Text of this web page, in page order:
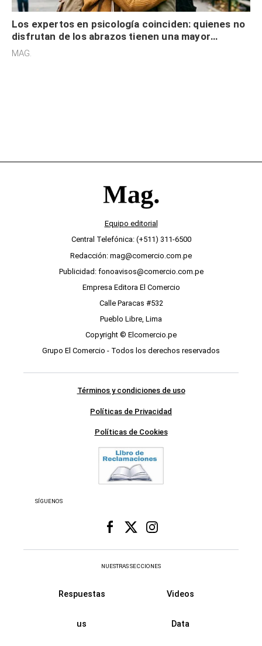
Los expertos en psicología coinciden: quienes no
disfrutan de los abrazos tienen una mayor
sensibilidad a los estímulos físicos y no es por
MAG.
Equipo editorial
Central Telefónica: (+511) 311-6500
Redacción: mag@comercio.com.pe
Publicidad: fonoavisos@comercio.com.pe
Empresa Editora El Comercio
Calle Paracas #532
Pueblo Libre, Lima
Copyright © Elcomercio.pe
Grupo El Comercio - Todos los derechos reservados
Términos y condiciones de uso
Políticas de Privacidad
Políticas de Cookies
SÍGUENOS
NUESTRAS SECCIONES
Respuestas Videos
us Data